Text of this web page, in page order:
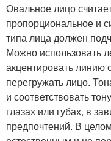
Овальное лицо
пропорциональное и
типа лица должен
Можно использовать
акцентировать линию
перегружать лицо.
и соответствовать
глазах или губах, в
предпочтений. В